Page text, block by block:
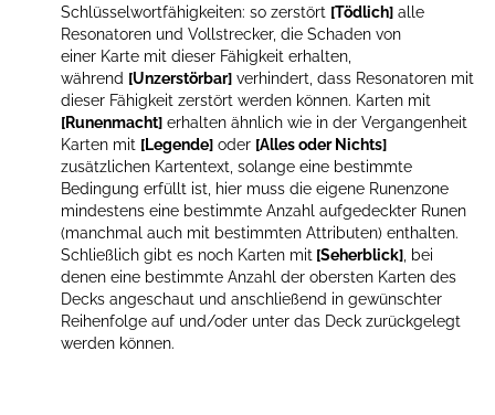
Schlüsselwortfähigkeiten: so zerstört [Tödlich] alle
Resonatoren und Vollstrecker, die Schaden von
einer Karte mit dieser Fähigkeit erhalten,
während [Unzerstörbar] verhindert, dass Resonatoren mit
dieser Fähigkeit zerstört werden können. Karten mit
[Runenmacht] erhalten ähnlich wie in der Vergangenheit
Karten mit [Legende] oder [Alles oder Nichts]
zusätzlichen Kartentext, solange eine bestimmte
Bedingung erfüllt ist, hier muss die eigene Runenzone
mindestens eine bestimmte Anzahl aufgedeckter Runen
(manchmal auch mit bestimmten Attributen) enthalten.
Schließlich gibt es noch Karten mit [Seherblick] , bei
denen eine bestimmte Anzahl der obersten Karten des
Decks angeschaut und anschließend in gewünschter
Reihenfolge auf und/oder unter das Deck zurückgelegt
werden können.